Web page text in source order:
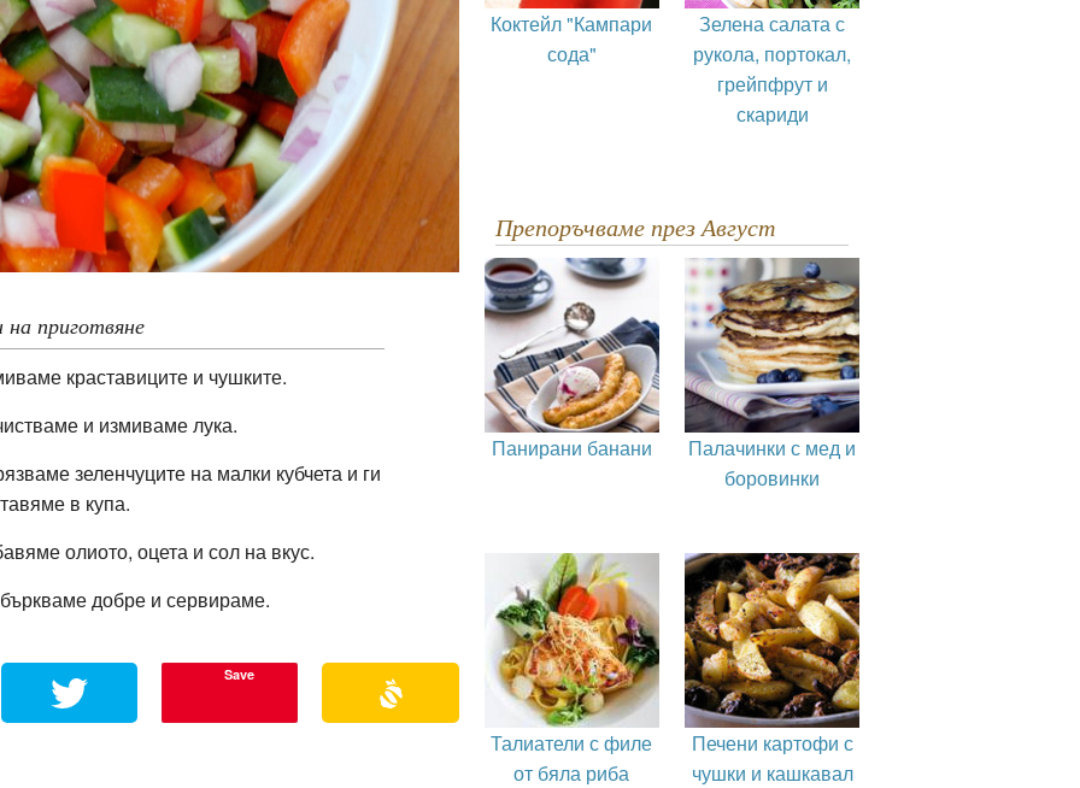
на приготвяне
краставиците и чушките.
и измиваме лука.
зеленчуците на малки кубчета и ги
в купа.
олиото, оцета и сол на вкус.
добре и сервираме.
Save
Коктейл "Кампари
сода"
Зелена салата с
рукола, портокал,
грейпфрут и
скариди
Препоръчваме през Август
Панирани банани
Палачинки с мед и
боровинки
Талиатели с филе
от бяла риба
Печени картофи с
чушки и кашкавал